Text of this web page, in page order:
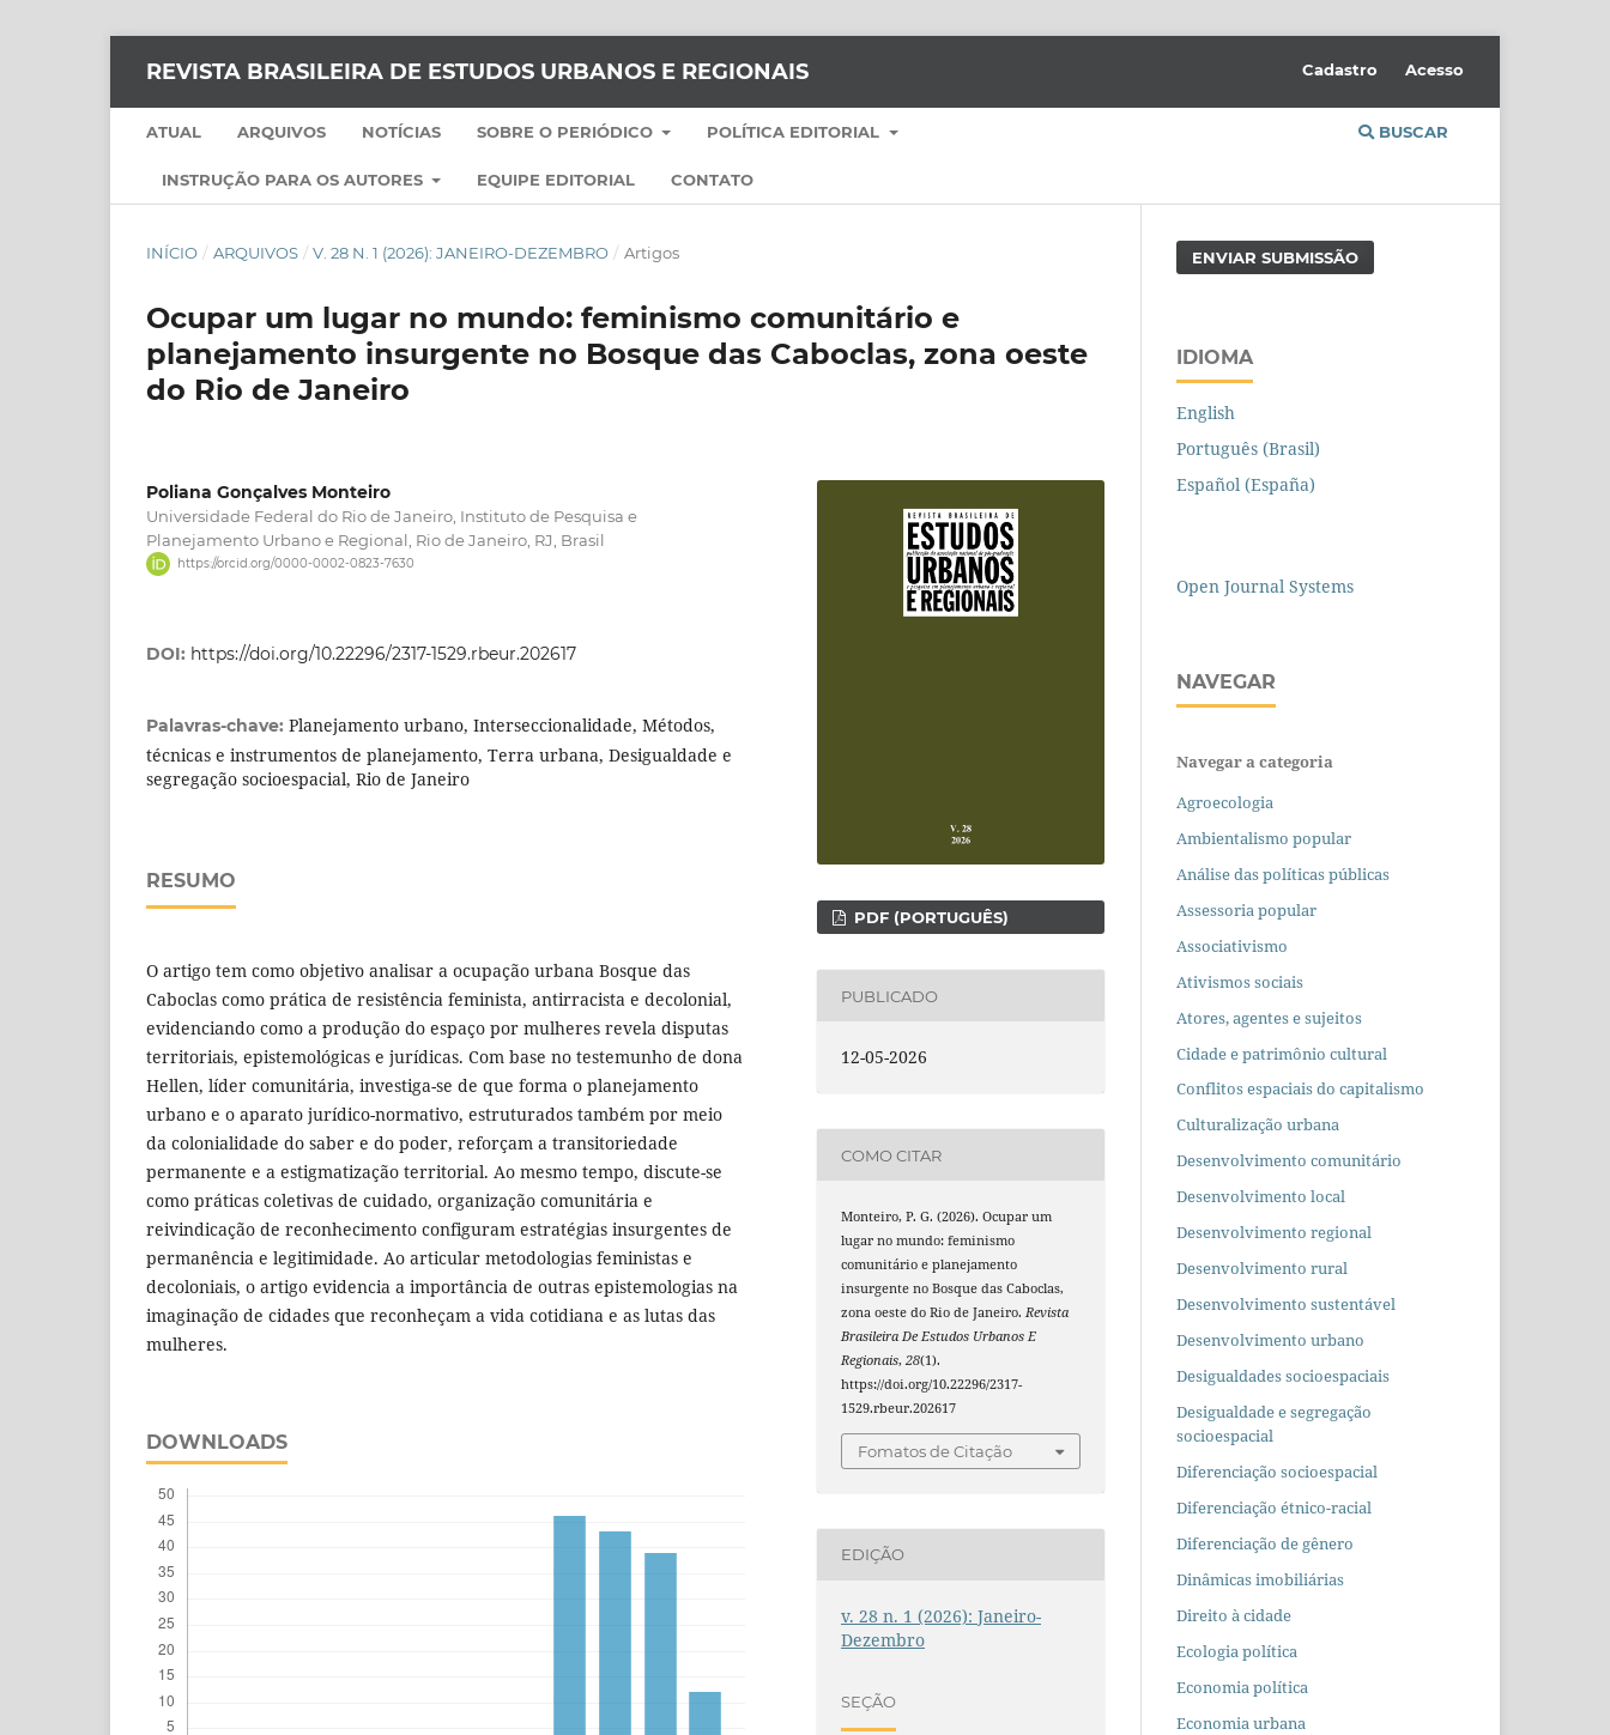
REVISTA BRASILEIRA DE ESTUDOS URBANOS E REGIONAIS
ATUAL ARQUIVOS NOTÍCIAS SOBRE O PERIÓDICO POLÍTICA EDITORIAL
INSTRUÇÃO PARA OS AUTORES EQUIPE EDITORIAL CONTATO
BUSCAR
Cadastro Acesso
INÍCIO / ARQUIVOS / V. 28 N. 1 (2026): JANEIRO-DEZEMBRO / Artigos
Ocupar um lugar no mundo: feminismo comunitário e
planejamento insurgente no Bosque das Caboclas, zona oeste
do Rio de Janeiro
Poliana Gonçalves Monteiro
Universidade Federal do Rio de Janeiro, Instituto de Pesquisa e
Planejamento Urbano e Regional, Rio de Janeiro, RJ, Brasil
https://orcid.org/0000-0002-0823-7630
DOI: https://doi.org/10.22296/2317-1529.rbeur.202617
Palavras-chave: Planejamento urbano, Interseccionalidade, Métodos,
técnicas e instrumentos de planejamento, Terra urbana, Desigualdade e
segregação socioespacial, Rio de Janeiro
RESUMO
O artigo tem como objetivo analisar a ocupação urbana Bosque das
Caboclas como prática de resistência feminista, antirracista e decolonial,
evidenciando como a produção do espaço por mulheres revela disputas
territoriais, epistemológicas e jurídicas. Com base no testemunho de dona
Hellen, líder comunitária, investiga-se de que forma o planejamento
urbano e o aparato jurídico-normativo, estruturados também por meio
da colonialidade do saber e do poder, reforçam a transitoriedade
permanente e a estigmatização territorial. Ao mesmo tempo, discute-se
como práticas coletivas de cuidado, organização comunitária e
reivindicação de reconhecimento configuram estratégias insurgentes de
permanência e legitimidade. Ao articular metodologias feministas e
decoloniais, o artigo evidencia a importância de outras epistemologias na
imaginação de cidades que reconheçam a vida cotidiana e as lutas das
mulheres.
DOWNLOADS
PDF (PORTUGUÊS)
PUBLICADO
12-05-2026
COMO CITAR
Monteiro, P. G. (2026). Ocupar um
lugar no mundo: feminismo
comunitário e planejamento
insurgente no Bosque das Caboclas,
zona oeste do Rio de Janeiro.Revista
Brasileira De Estudos Urbanos E
Regionais,28(1).
https://doi.org/10.22296/2317-
1529.rbeur.202617
Fomatos de Citação
EDIÇÃO
v. 28 n. 1 (2026): Janeiro-
Dezembro
SEÇÃO
ENVIAR SUBMISSÃO
IDIOMA
English
Português (Brasil)
Español (España)
Open Journal Systems
NAVEGAR
Navegar a categoria
Agroecologia
Ambientalismo popular
Análise das políticas públicas
Assessoria popular
Associativismo
Ativismos sociais
Atores, agentes e sujeitos
Cidade e patrimônio cultural
Conflitos espaciais do capitalismo
Culturalização urbana
Desenvolvimento comunitário
Desenvolvimento local
Desenvolvimento regional
Desenvolvimento rural
Desenvolvimento sustentável
Desenvolvimento urbano
Desigualdades socioespaciais
Desigualdade e segregação
socioespacial
Diferenciação socioespacial
Diferenciação étnico-racial
Diferenciação de gênero
Dinâmicas imobiliárias
Direito à cidade
Ecologia política
Economia política
Economia urbana